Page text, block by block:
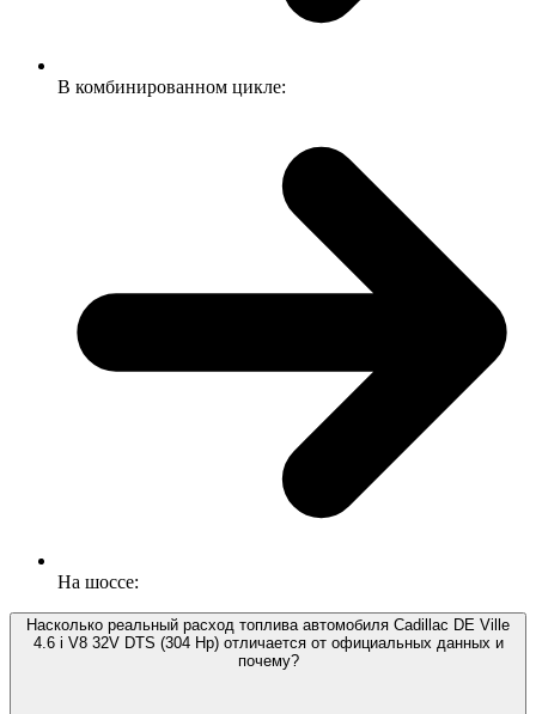
В комбинированном цикле:
На шоссе:
Насколько реальный расход топлива автомобиля Cadillac DE Ville
4.6 i V8 32V DTS (304 Hp) отличается от официальных данных и
почему?